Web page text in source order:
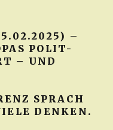
–
POLIT-
– UND
SPRACH
DENKEN.